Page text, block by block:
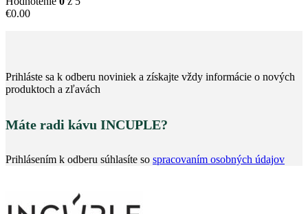
€0.00
Prihláste sa k odberu noviniek a získajte vždy informácie o nových
produktoch a zľavách
Máte radi kávu INCUPLE?
Prihlásením k odberu súhlasíte so spracovaním osobných údajov